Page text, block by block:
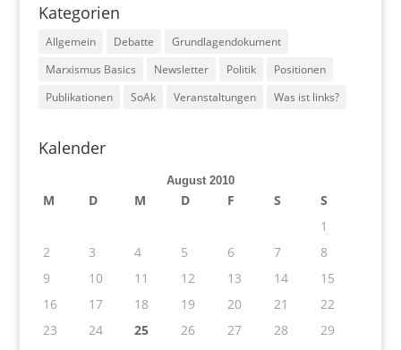
Kategorien
Allgemein Debatte
Grundlagendokument
Marxismus Basics
Newsletter Politik
Positionen
Publikationen
SoAk Veranstaltungen Was ist links?
Kalender
August 2010
M D M D F S
S
1
2
3 4 5 6 7
8
9
10 11 12 13 14
15
16
17 18 19 20 21
22
23
24 25 26 27 28
29